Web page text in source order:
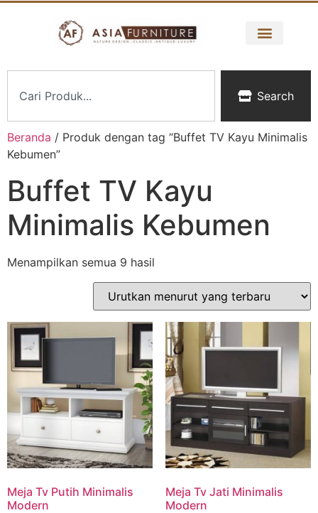
Search
Beranda / Produk dengan tag “Buffet TV Kayu Minimalis
Kebumen”
Buffet TV Kayu
Minimalis Kebumen
Menampilkan semua 9 hasil
Meja Tv Putih Minimalis
Modern
Meja Tv Jati Minimalis
Modern